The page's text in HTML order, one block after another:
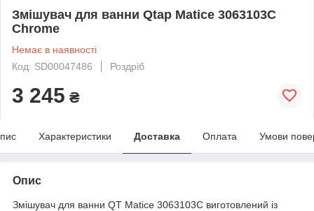
Змішувач для ванни Qtap Matice 3063103C
Chrome
Немає в наявності
Код: SD00047486
Роздріб
3 245 ₴
Характеристики Доставка Оплата Умови
Опис
Змішувач для ванни QT Matice 3063103C виготовлений із